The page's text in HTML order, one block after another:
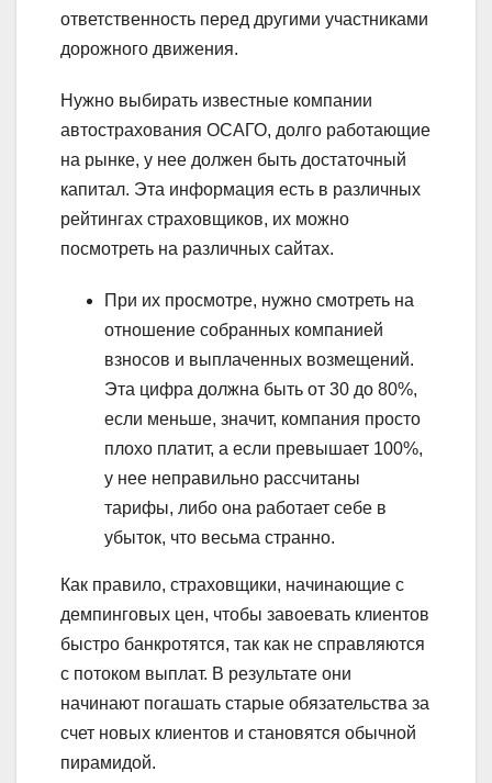
ответственность перед другими участниками
дорожного движения.
Нужно выбирать известные компании
автострахования ОСАГО, долго работающие
на рынке, у нее должен быть достаточный
капитал. Эта информация есть в различных
рейтингах страховщиков, их можно
посмотреть на различных сайтах.
При их просмотре, нужно смотреть на
отношение собранных компанией
взносов и выплаченных возмещений.
Эта цифра должна быть от 30 до 80%,
если меньше, значит, компания просто
плохо платит, а если превышает 100%,
у нее неправильно рассчитаны
тарифы, либо она работает себе в
убыток, что весьма странно.
Как правило, страховщики, начинающие с
демпинговых цен, чтобы завоевать клиентов
быстро банкротятся, так как не справляются
с потоком выплат. В результате они
начинают погашать старые обязательства за
счет новых клиентов и становятся обычной
пирамидой.